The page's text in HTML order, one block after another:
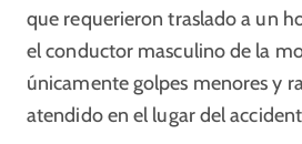
que requerieron traslado a un
el conductor masculino de la
únicamente golpes menores y
atendido en el lugar del